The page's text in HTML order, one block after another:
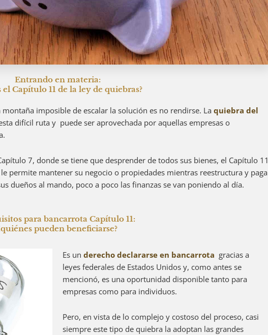
Entrando en materia:
el Capítulo 11 de la ley de quiebras?
imposible de escalar la solución es no rendirse. La quiebra del
difícil ruta y puede ser aprovechada por aquellas empresas o
7, donde se tiene que desprender de todos sus bienes, el Capítulo 11
le permite mantener su negocio o propiedades mientras reestructura y paga
dueños al mando, poco a poco las finanzas se van poniendo al día.
para bancarrota Capítulo 11:
pueden beneficiarse?
Es underecho declararse en bancarrota gracias a
leyes federales de Estados Unidos y, como antes se
mencionó, es una oportunidad disponible tanto para
empresas como para individuos.
Pero, en vista de lo complejo y costoso del proceso, casi
siempre este tipo de quiebra la adoptan las grandes